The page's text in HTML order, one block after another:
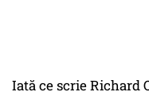
Iată ce scrie Richard